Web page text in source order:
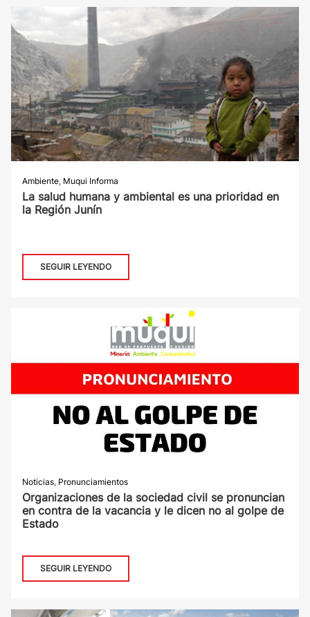
Ambiente, Muqui Informa
La salud humana y ambiental es una prioridad en
la Región Junín
SEGUIR LEYENDO
Noticias, Pronunciamientos
Organizaciones de la sociedad civil se pronuncian
en contra de la vacancia y le dicen no al golpe de
Estado
SEGUIR LEYENDO